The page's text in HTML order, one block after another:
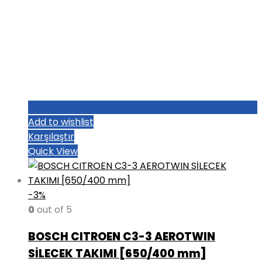
Add to wishlist
Karşılaştır
Quick View
-3%
0 out of 5
BOSCH CITROEN C3-3 AEROTWIN
SİLECEK TAKIMI [650/400 mm]